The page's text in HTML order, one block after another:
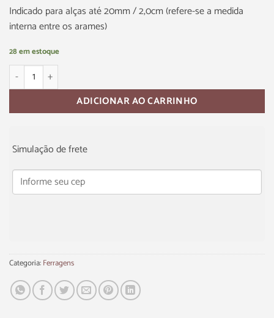
Indicado para alças até 20mm / 2,0cm (refere-se a medida
interna entre os arames)
28 em estoque
ADICIONAR AO CARRINHO
Simulação de frete
Categoria:Ferragens